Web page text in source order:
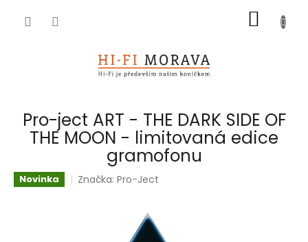
KOŠÍK
Pro-ject ART - THE DARK SIDE OF
THE MOON - limitovaná edice
gramofonu
Novinka Značka:Pro-Ject